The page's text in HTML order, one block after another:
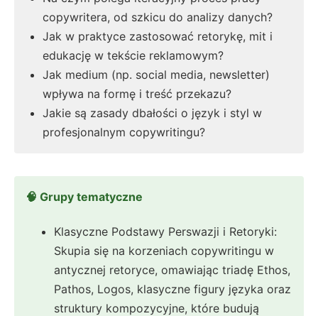
copywritera, od szkicu do analizy danych?
Jak w praktyce zastosować retorykę, mit i
edukację w tekście reklamowym?
Jak medium (np. social media, newsletter)
wpływa na formę i treść przekazu?
Jakie są zasady dbałości o język i styl w
profesjonalnym copywritingu?
🧠 Grupy tematyczne
Klasyczne Podstawy Perswazji i Retoryki:
Skupia się na korzeniach copywritingu w
antycznej retoryce, omawiając triadę Ethos,
Pathos, Logos, klasyczne figury języka oraz
struktury kompozycyjne, które budują